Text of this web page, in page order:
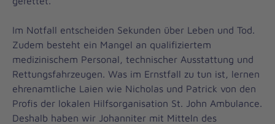
Im Notfall entscheiden Sekunden über Leben und Tod.
Zudem besteht ein Mangel an qualifiziertem
medizinischem Personal, technischer Ausstattung und
Rettungsfahrzeugen. Was im Ernstfall zu tun ist, lernen
ehrenamtliche Laien wie Nicholas und Patrick von den
Profis der lokalen Hilfsorganisation St. John Ambulance.
Deshalb haben wir Johanniter mit Mitteln des